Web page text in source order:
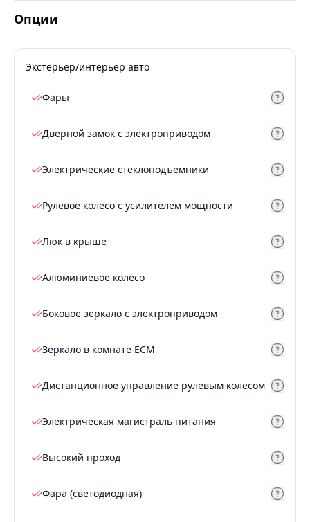
Опции
Экстерьер/интерьер авто
Фары
Дверной замок с электроприводом
Электрические стеклоподъемники
Рулевое колесо с усилителем мощности
Люк в крыше
Алюминиевое колесо
Боковое зеркало с электроприводом
Зеркало в комнате ECM
Дистанционное управление рулевым колесом
Электрическая магистраль питания
Высокий проход
Фара (светодиодная)